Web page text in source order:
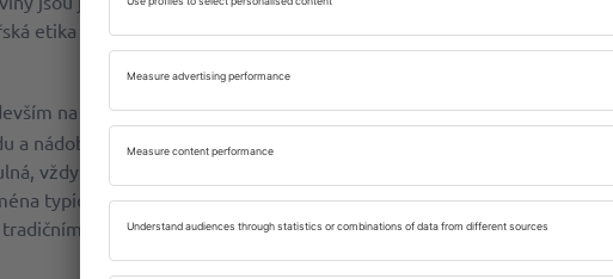
etika a zvláštní pozornost se zde věnuje moderním a ekologickým
na účinné snižování použitých plastů v Benátkách, a to tak, že
a nádobí z kukuřice, což výrazně snižuje denní emise CO
vždy přeplněná místa zvou kolemjdoucí k ochutnávce autentické
typickýchcicchetti(místní provedení obloženého talíře nebo
oblohami), které nejlépe chutnají v provedení s rybami nebo